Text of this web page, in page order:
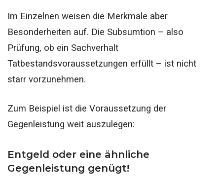
Im Einzelnen weisen die Merkmale aber
Besonderheiten auf. Die Subsumtion – also
Prüfung, ob ein Sachverhalt
Tatbestandsvoraussetzungen erfüllt – ist nicht
starr vorzunehmen.
Zum Beispiel ist die Voraussetzung der
Gegenleistung weit auszulegen:
Entgeld oder eine ähnliche
Gegenleistung genügt!